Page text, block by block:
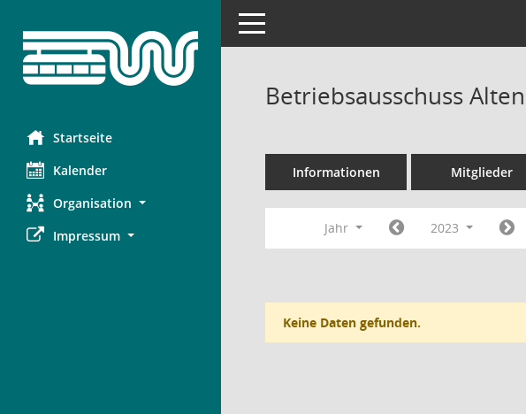
Startseite
Kalender
Organisation
Impressum
Toggle navigation
Betriebsausschuss
Informationen Mitglieder
Jahr 2023
Keine Daten gefunden.